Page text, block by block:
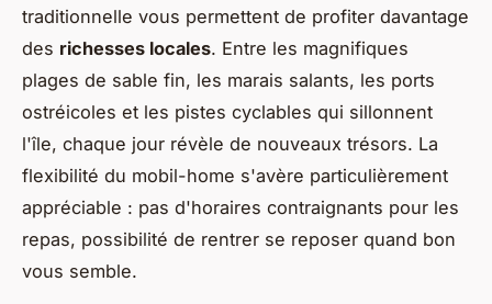
traditionnelle vous permettent de profiter davantage
des richesses locales. Entre les magnifiques
plages de sable fin, les marais salants, les ports
ostréicoles et les pistes cyclables qui sillonnent
l'île, chaque jour révèle de nouveaux trésors. La
flexibilité du mobil-home s'avère particulièrement
appréciable : pas d'horaires contraignants pour les
repas, possibilité de rentrer se reposer quand bon
vous semble.